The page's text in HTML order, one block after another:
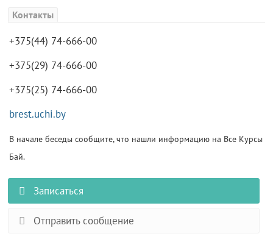
Контакты
+375(44) 74-666-00
+375(29) 74-666-00
+375(25) 74-666-00
brest.uchi.by
В начале беседы сообщите, что нашли информацию на Все Курсы
Бай.
Записаться
Отправить сообщение